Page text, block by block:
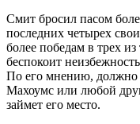
Смит бросил пасом
последних четырех
более победам в трех
беспокоит
По его мнению, должно
Махоумс или любой
займет его место.